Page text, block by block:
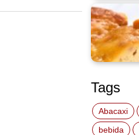
Tags
Abacaxi
bebida